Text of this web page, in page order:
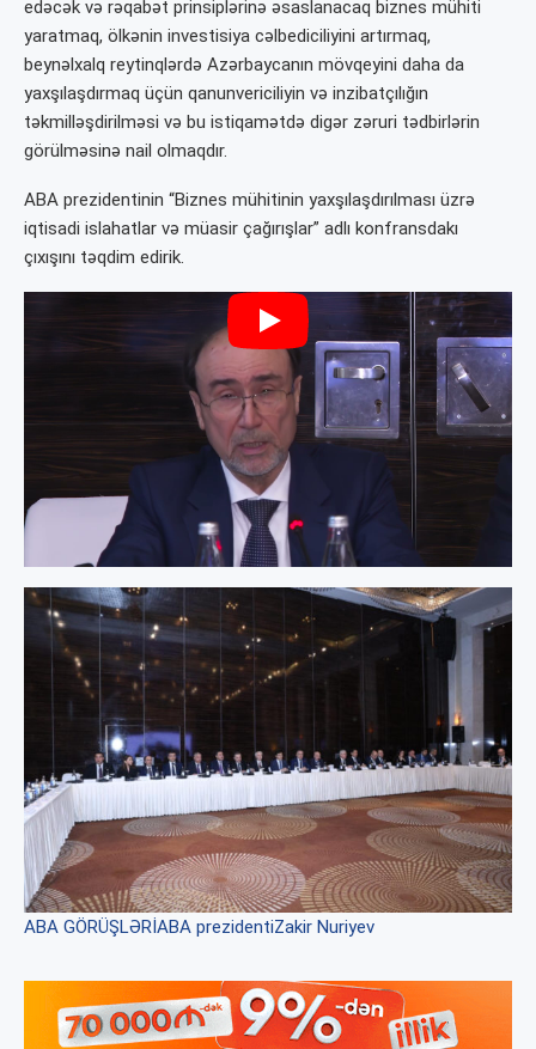
edəcək və rəqabət prinsiplərinə əsaslanacaq biznes mühiti
yaratmaq, ölkənin investisiya cəlbediciliyini artırmaq,
beynəlxalq reytinqlərdə Azərbaycanın mövqeyini daha da
yaxşılaşdırmaq üçün qanunvericiliyin və inzibatçılığın
təkmilləşdirilməsi və bu istiqamətdə digər zəruri tədbirlərin
görülməsinə nail olmaqdır.
ABA prezidentinin “Biznes mühitinin yaxşılaşdırılması üzrə
iqtisadi islahatlar və müasir çağırışlar” adlı konfransdakı
çıxışını təqdim edirik.
ABA GÖRÜŞLƏRİABA prezidentiZakir Nuriyev